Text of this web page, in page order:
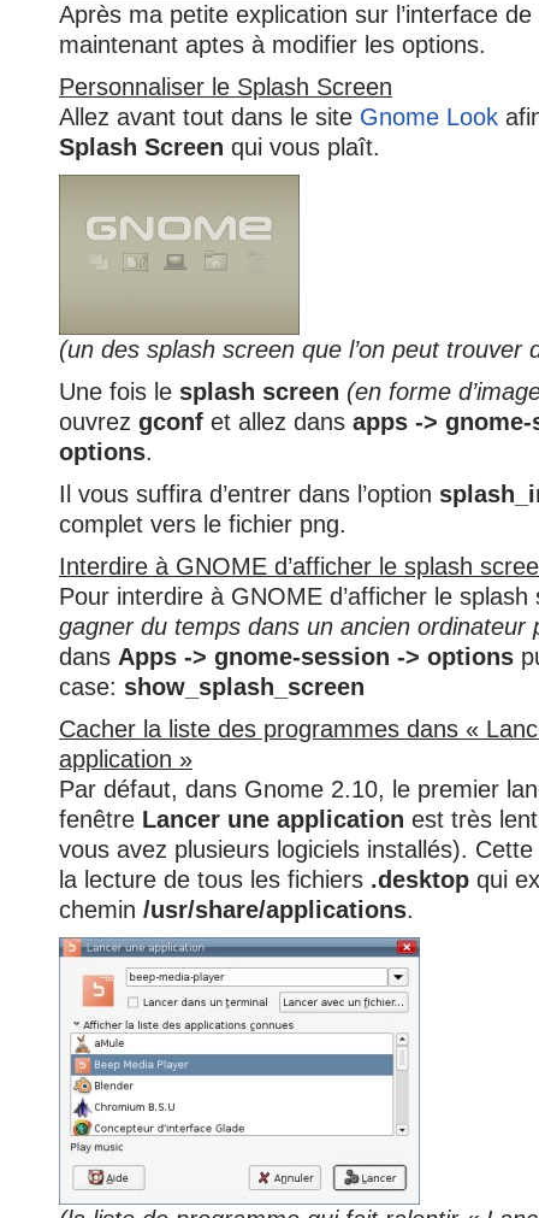
Après ma petite explication sur l’interface de
maintenant aptes à modifier les options.
Personnaliser le Splash Screen
Allez avant tout dans le site Gnome Look
Splash Screen qui vous plaît.
(un des splash screen que l’on peut trouver
Une fois le splash screen (en forme
ouvrez gconf et allez dans apps ->
options.
Il vous suffira d’entrer dans l’option
complet vers le fichier png.
Interdire à GNOME d’afficher le splash
Pour interdire à GNOME d’afficher le
gagner du temps dans un ancien ordinateur
dans Apps -> gnome-session -> options
case: show_splash_screen
Cacher la liste des programmes dans «
application »
Par défaut, dans Gnome 2.10, le premier
fenêtre Lancer une application est très
vous avez plusieurs logiciels installés).
la lecture de tous les fichiers .desktop qui
chemin /usr/share/applications.